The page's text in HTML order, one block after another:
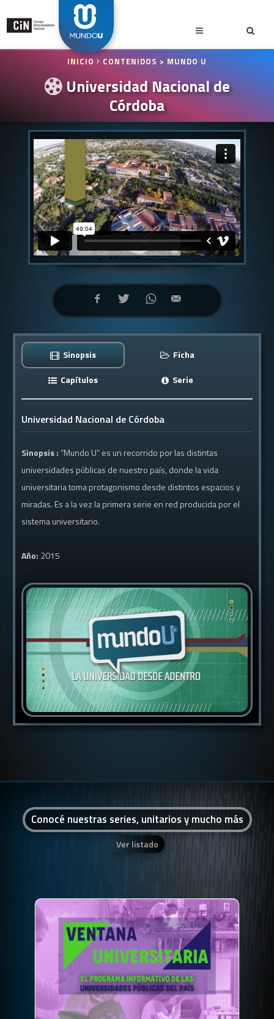
INICIO CONTENIDOS > MUNDO U
Universidad Nacional de
Córdoba
Sinopsis
Ficha
Capítulos
Serie
Universidad Nacional de Córdoba
Sinopsis : “Mundo U” es un recorrido por las distintas
universidades públicas de nuestro país, donde la vida
universitaria toma protagonismo desde distintos espacios y
miradas. Es a la vez la primera serie en red producida por el
sistema universitario.
Año: 2015
Conocé nuestras series, unitarios y mucho más
Ver listado